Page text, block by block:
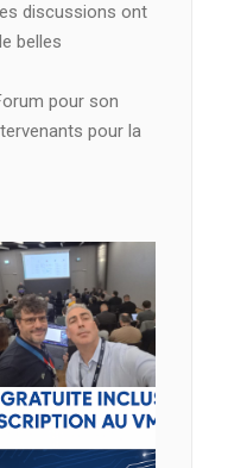
discussions ont
belles
pour son
pour la